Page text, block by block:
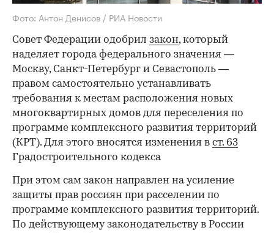
Фото: Антон Денисов / РИА Новости
Совет Федерации одобрил закон, который
наделяет города федерального значения —
Москву, Санкт-Петербург и Севастополь —
правом самостоятельно устанавливать
требования к местам расположения новых
многоквартирных домов для переселения по
программе комплексного развития территорий
(КРТ). Для этого вносятся изменения в ст. 63
Градостроительного кодекса
При этом сам закон направлен на усиление
защиты прав россиян при расселении по
программе комплексного развития территорий.
По действующему законодательству в России